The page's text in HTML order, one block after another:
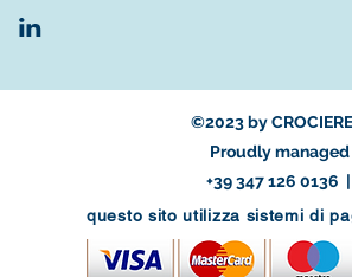
©2023 by
Proudly
+39 347 126 0136
questo sito utilizza sistemi di